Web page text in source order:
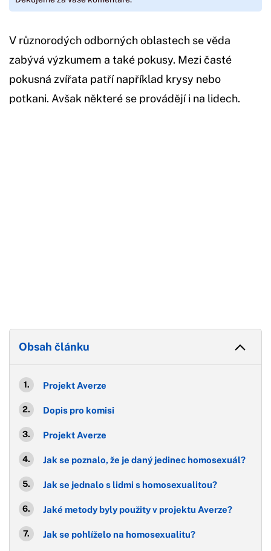
V různorodých odborných oblastech se věda
zabývá výzkumem a také pokusy. Mezi časté
pokusná zvířata patří například krysy nebo
potkani. Avšak některé se provádějí i na lidech.
Obsah článku
Projekt Averze
Dopis pro komisi
Projekt Averze
Jak se poznalo, že je daný jedinec homosexuál?
Jak se jednalo s lidmi s homosexualitou?
Jaké metody byly použity v projektu Averze?
Jak se pohlíželo na homosexualitu?